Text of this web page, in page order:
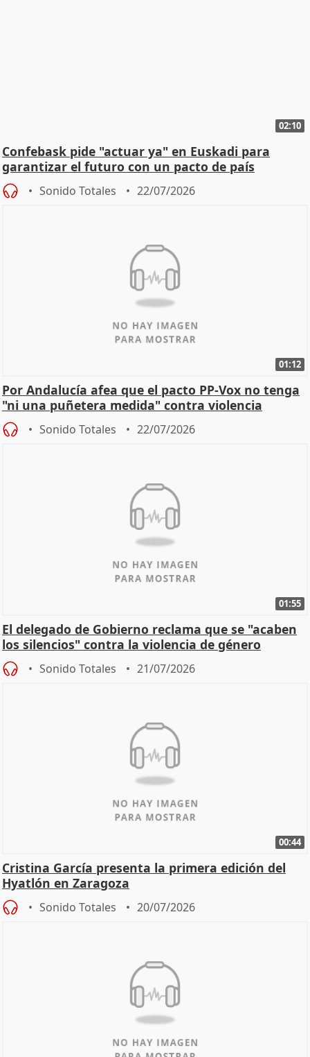
02:10
Confebask pide "actuar ya" en Euskadi para
garantizar el futuro con un pacto de país
Sonido Totales 22/07/2026
01:12
Por Andalucía afea que el pacto PP-Vox no tenga
"ni una puñetera medida" contra violencia
machista
Sonido Totales 22/07/2026
01:55
El delegado de Gobierno reclama que se "acaben
los silencios" contra la violencia de género
Sonido Totales 21/07/2026
00:44
Cristina García presenta la primera edición del
Hyatlón en Zaragoza
Sonido Totales 20/07/2026